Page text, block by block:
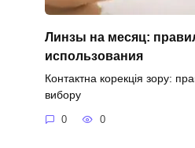
Линзы на месяц:
использования
Контактна корекція зору:
вибору
0 0